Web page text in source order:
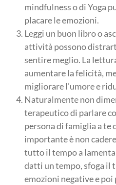
mindfulness o di Yoga
placare le emozioni.
Leggi un buon libro o
attività possono
sentire meglio. La
aumentare la felicità,
migliorare l’umore e
Naturalmente non
terapeutico di parlare
persona di famiglia a te
importante è non
tutto il tempo a
datti un tempo, sfoga il
emozioni negative e poi